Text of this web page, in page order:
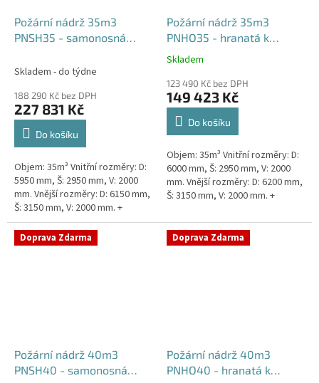
Požární nádrž 35m3
PNSH35 - samonosná
Skladem - do týdne
188 290 Kč bez DPH
227 831 Kč
Do košíku
Objem: 35m³ Vnitřní rozměry: D:
5950 mm, Š: 2950 mm, V: 2000
mm. Vnější rozměry: D: 6150 mm,
Š: 3150 mm, V: 2000 mm. +
komínek. Běžná doba dodání 2-3
týdny od objednávky....
Požární nádrž 35m3
PNHO35 - hranatá k
obetonování
Průměrné
produktu
je
5,0
hvězdiček.
Skladem
123 490 Kč bez DPH
149 423 Kč
Do košíku
Objem: 35m³ Vnitřní rozměry: D:
6000 mm, Š: 2950 mm, V: 2000
mm. Vnější rozměry: D: 6200 mm,
Š: 3150 mm, V: 2000 mm. +
týdny od objednávky....
Doprava Zdarma
Požární nádrž 40m3
PNSH40 - samonosná
Doprava Zdarma
Požární nádrž 40m3
PNHO40 - hranatá k